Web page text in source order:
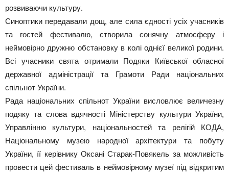
розвиваючи культуру.
Синоптики передавали дощ, але сила єдності усіх учасників
та гостей фестивалю, створила сонячну атмосферу і
неймовірно дружню обстановку в колі однієї великої родини.
Всі учасники свята отримали Подяки Київської обласної
державної адміністрації та Грамоти Ради національних
спільнот України.
Рада національних спільнот України висловлює величезну
подяку та слова вдячності Міністерству культури України,
Управлінню культури, національностей та релігій КОДА,
Національному музею народної архітектури та побуту
України, її керівнику Оксані Старак-Повякель за можливість
провести цей фестиваль в неймовірному музеї під відкритим